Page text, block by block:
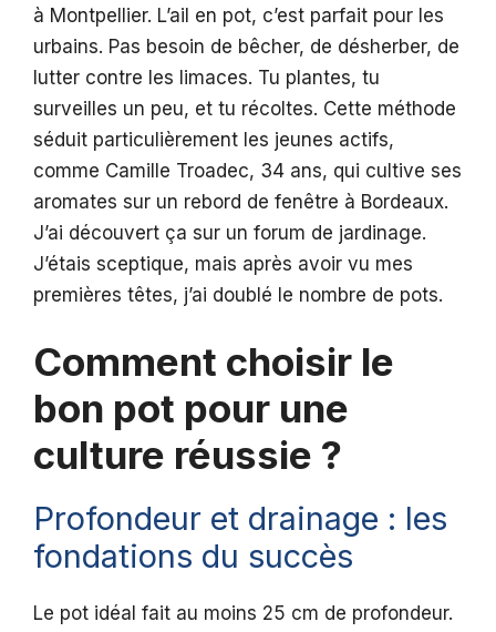
à Montpellier. L’ail en pot, c’est parfait pour les
urbains. Pas besoin de bêcher, de désherber, de
lutter contre les limaces. Tu plantes, tu
surveilles un peu, et tu récoltes. Cette méthode
séduit particulièrement les jeunes actifs,
comme Camille Troadec, 34 ans, qui cultive ses
aromates sur un rebord de fenêtre à Bordeaux.
J’ai découvert ça sur un forum de jardinage.
J’étais sceptique, mais après avoir vu mes
premières têtes, j’ai doublé le nombre de pots.
Comment choisir le
bon pot pour une
culture réussie ?
Profondeur et drainage : les
fondations du succès
Le pot idéal fait au moins 25 cm de profondeur.